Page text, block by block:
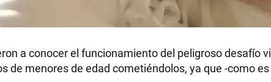
a conocer el funcionamiento del peligroso desafío
de menores de edad cometiéndolos, ya que -como